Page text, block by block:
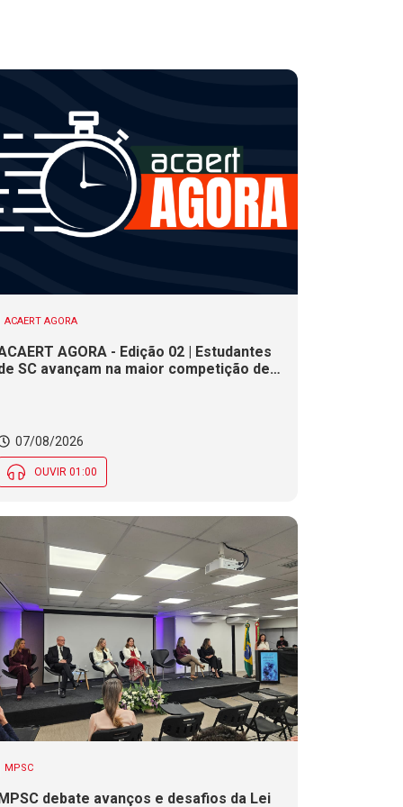
ACAERT AGORA
AGORA - Edição 02 | Estudantes
SC avançam na maior competição de
de Responsabilidade Social
sexta (7)
07/08/2026
OUVIR 01:00
MPSC
debate avanços e desafios da Lei